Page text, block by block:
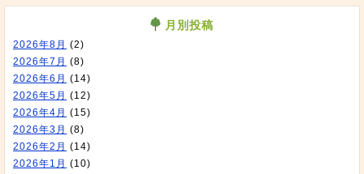
月別投稿
2026年8月 (2)
2026年7月 (8)
2026年6月 (14)
2026年5月 (12)
2026年4月 (15)
2026年3月 (8)
2026年2月 (14)
2026年1月 (10)